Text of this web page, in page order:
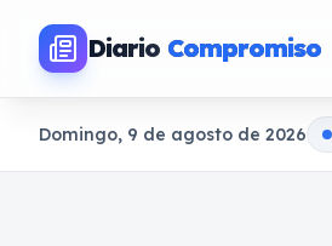
Diario Compromiso
Domingo, 9 de agosto de 2026